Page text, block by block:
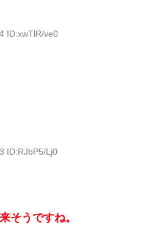
ID:xwTlR/ve0
ID:RJbP5/Lj0
そうですね。